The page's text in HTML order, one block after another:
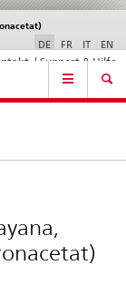
| Support & Hilfe
DE FR IT EN